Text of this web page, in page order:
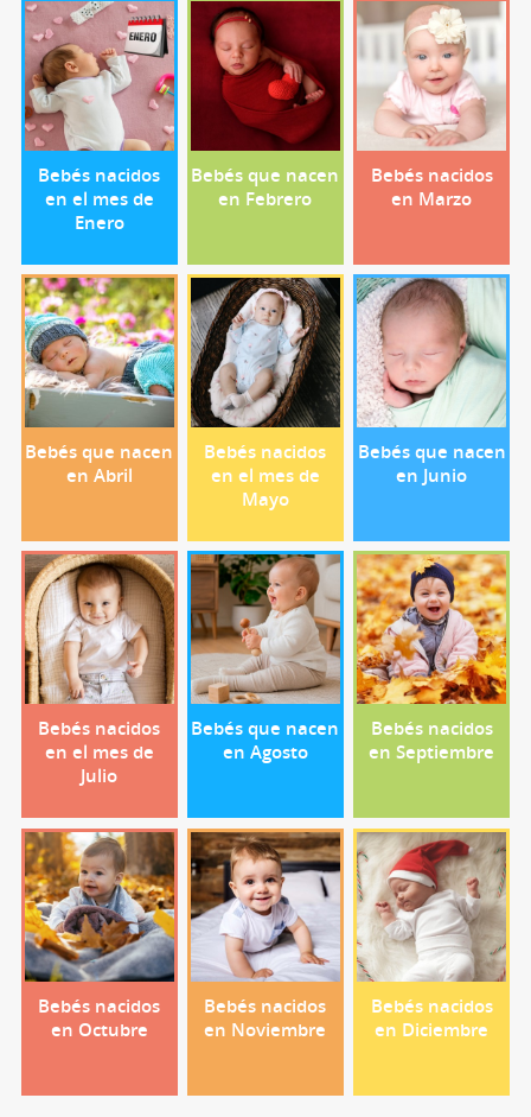
Bebés nacidos
en el mes de
Enero
Bebés que nacen
en Febrero
Bebés nacidos
en Marzo
Bebés que nacen
en Abril
Bebés nacidos
en el mes de
Mayo
Bebés que nacen
en Junio
Bebés nacidos
en el mes de
Julio
Bebés que nacen
en Agosto
Bebés nacidos
en Septiembre
Bebés nacidos
en Octubre
Bebés nacidos
en Noviembre
Bebés nacidos
en Diciembre